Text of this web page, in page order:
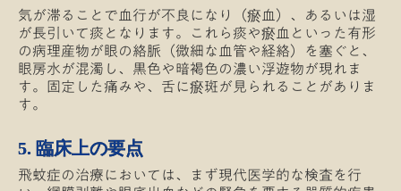
気が滞ることで血行が不良になり（瘀血）、あるいは湿
が長引いて痰となります。これら痰や瘀血といった有形
の病理産物が眼の絡脈（微細な血管や経絡）を塞ぐと、
眼房水が混濁し、黒色や暗褐色の濃い浮遊物が現れま
す。固定した痛みや、舌に瘀斑が見られることがありま
す。
5. 臨床上の要点
飛蚊症の治療においては、まず現代医学的な検査を行